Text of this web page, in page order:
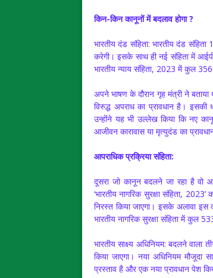
किन-किन कानूनों में बदलाव होगा ?
भारतीय दंड संहिता: भारतीय दंड
करेगी। इसके साथ ही नई संहिता में
भारतीय न्याय संहिता, 2023 में कुल 356
अपने भाषण के दौरान गृह मंत्री ने
विरुद्ध अपराध का प्रावधान है।
उन्होंने यह भी उल्लेख किया कि नए
आजीवन कारावास या मृत्युदंड का
आपराधिक प्रक्रिया संहिता:
दूसरा जो कानून बदलने जा रहा है वो
‘भारतीय नागरिक सुरक्षा संहिता,
निरस्त किया जाएगा। इसके अलावा
भारतीय नागरिक सुरक्षा संहिता में कुल
भारतीय साक्ष्य अधिनियम: बदलने वाला
किया जाएगा। नया अधिनियम मौजूदा
प्रस्ताव है और एक नया प्रावधान पेश